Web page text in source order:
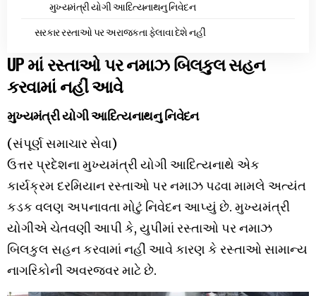
મુખ્યમંત્રી યોગી આદિત્યનાથનુ નિવેદન
સરકાર રસ્તાઓ પર અરાજકતા ફેલાવા દેશે નહીં
UP માં રસ્તાઓ પર નમાઝ બિલકુલ સહન
કરવામાં નહીં આવે
મુખ્યમંત્રી યોગી આદિત્યનાથનુ નિવેદન
(સંપૂર્ણ સમાચાર સેવા)
ઉત્તર પ્રદેશના મુખ્યમંત્રી યોગી આદિત્યનાથે એક
કાર્યક્રમ દરમિયાન રસ્તાઓ પર નમાઝ પઢવા મામલે અત્યંત
કડક વલણ અપનાવતા મોટું નિવેદન આપ્યું છે. મુખ્યમંત્રી
યોગીએ ચેતવણી આપી કે, યુપીમાં રસ્તાઓ પર નમાઝ
બિલકુલ સહન કરવામાં નહીં આવે કારણ કે રસ્તાઓ સામાન્ય
નાગરિકોની અવરજવર માટે છે.